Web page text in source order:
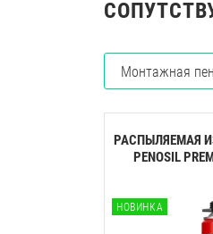
Монтажная
РАСПЫЛЯЕМАЯ
PENOSIL
НОВИНКА